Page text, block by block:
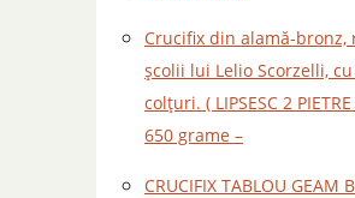
Crucifix din alamă-bronz,
școlii lui Lelio Scorzelli,
colțuri. ( LIPSESC 2
650 grame –
CRUCIFIX TABLOU GEAM